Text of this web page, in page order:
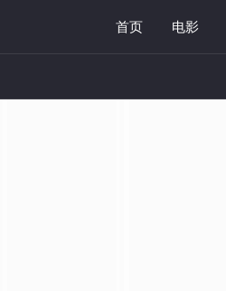
首页 电影